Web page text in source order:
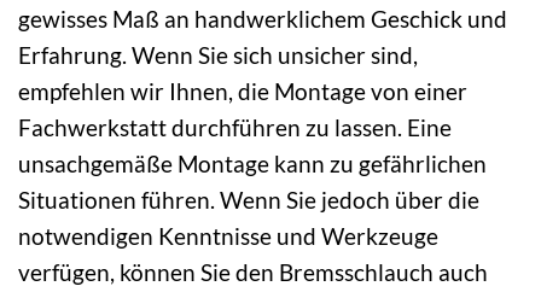
gewisses Maß an handwerklichem Geschick und
Erfahrung. Wenn Sie sich unsicher sind,
empfehlen wir Ihnen, die Montage von einer
Fachwerkstatt durchführen zu lassen. Eine
unsachgemäße Montage kann zu gefährlichen
Situationen führen. Wenn Sie jedoch über die
notwendigen Kenntnisse und Werkzeuge
verfügen, können Sie den Bremsschlauch auch